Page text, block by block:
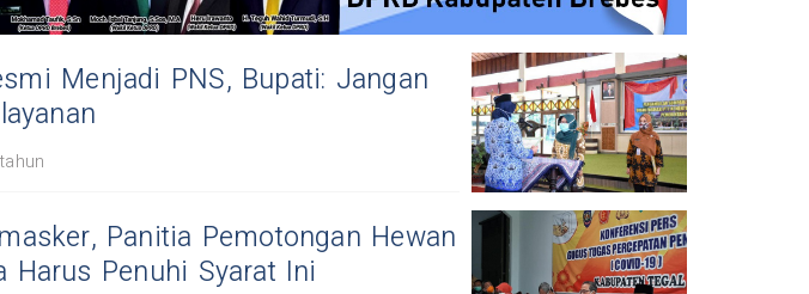
Menjadi PNS, Bupati: Jangan
Panitia Pemotongan Hewan
Harus Penuhi Syarat Ini